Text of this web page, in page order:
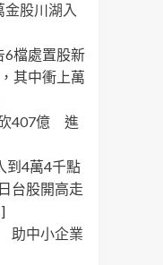
股川湖入
6檔處置股新
其中衝上萬
砍407億 進
到4萬4千點
台股開高走
助中小企業